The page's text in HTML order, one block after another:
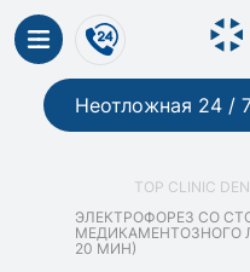
Неотложная 24 /
TOP CLINIC
ЭЛЕКТРОФОРЕЗ СО
МЕДИКАМЕНТОЗНОГО
20 МИН)